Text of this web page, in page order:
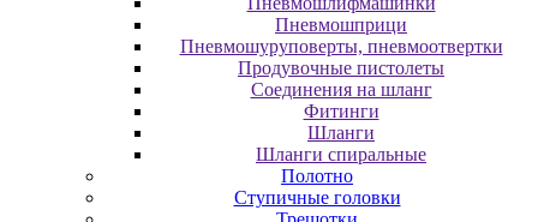
Пневмошприци
Пневмошуруповерты, пневмоотвертки
Продувочные пистолеты
Соединения на шланг
Фитинги
Шланги
Шланги спиральные
Полотно
Ступичные головки